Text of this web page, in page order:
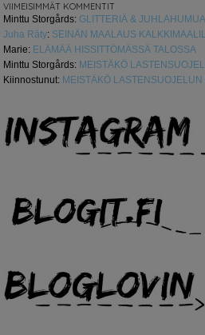
VIIMEISIMMÄT KOMMENTIT
Minttu Storgårds: GLITTERIÄ &
Juha Räty: SEINÄN MAALAUS
Marie: ELÄMÄÄ HISSITTÖMÄSSÄ TALOSSA
Minttu Storgårds: MEISTÄKÖ
Kiinnostunut: MEISTÄKÖ